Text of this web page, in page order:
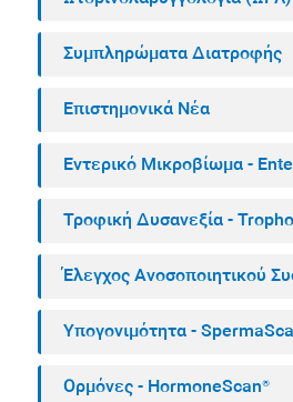
Συμπληρώματα Διατροφής
Επιστημονικά Νέα
Εντερικό Μικροβίωμα -
Τροφική Δυσανεξία -
Έλεγχος Ανοσοποιητικού
ImmuneScan®
Υπογονιμότητα -
Ορμόνες - HormoneScan®